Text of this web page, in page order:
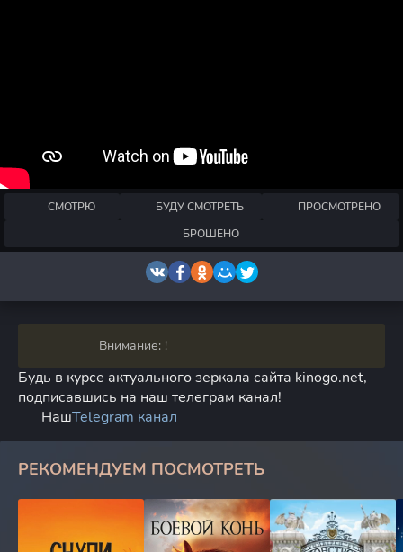
СМОТРЮ БУДУ СМОТРЕТЬ
ПРОСМОТРЕНО
БРОШЕНО
Внимание: !
Будь в курсе актуального зеркала сайта kinogo.net,
подписавшись на наш телеграм канал!
НашTelegram канал
РЕКОМЕНДУЕМ ПОСМОТРЕТЬ